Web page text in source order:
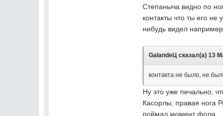
Степаныча видно по
контакты что ты его
нибудь видел
GalandeЦ сказал(а) 13
контакта не было, не
Ну это уже печально,
Касорлы, правая нога
поймал момент фола.